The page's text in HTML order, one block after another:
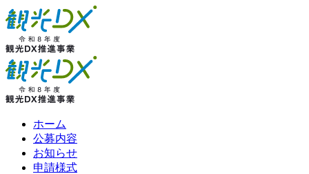
ホーム
公募内容
お知らせ
申請様式